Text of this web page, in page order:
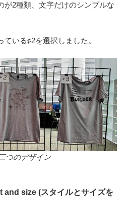
が2種類、文字だけのシンプルな
いる♯2を選択しました。
つのデザイン
size (スタイルとサイズを